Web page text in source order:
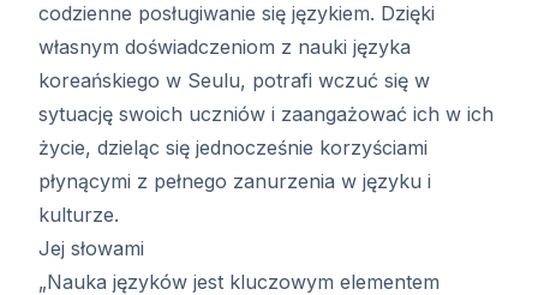
codzienne posługiwanie się językiem. Dzięki
własnym doświadczeniom z nauki języka
koreańskiego w Seulu, potrafi wczuć się w
sytuację swoich uczniów i zaangażować ich w ich
życie, dzieląc się jednocześnie korzyściami
płynącymi z pełnego zanurzenia w języku i
kulturze.
Jej słowami
„Nauka języków jest kluczowym elementem